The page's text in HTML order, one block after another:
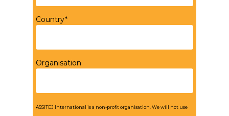
Country*
Organisation
ASSITEJ International is a non-profit organisation. We will not use